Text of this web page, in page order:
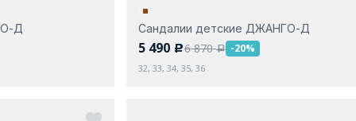
Д Сандалии детские ДЖАНГО-Д
5 490 c6 870a -20%
32, 33, 34, 35, 36